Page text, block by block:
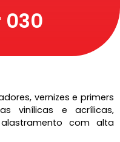
030
vernizes e primers
vinílicas e acrílicas,
com alta